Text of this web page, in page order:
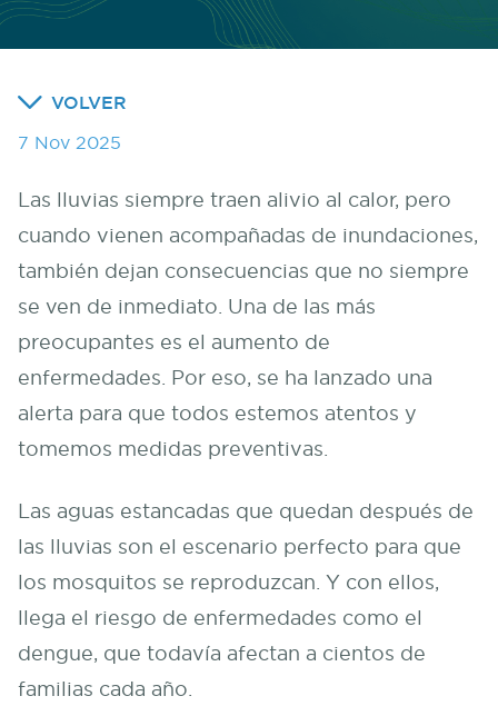
VOLVER
7 Nov 2025
Las lluvias siempre traen alivio al calor, pero
cuando vienen acompañadas de inundaciones,
también dejan consecuencias que no siempre
se ven de inmediato. Una de las más
preocupantes es el aumento de
enfermedades. Por eso, se ha lanzado una
alerta para que todos estemos atentos y
tomemos medidas preventivas.
Las aguas estancadas que quedan después de
las lluvias son el escenario perfecto para que
los mosquitos se reproduzcan. Y con ellos,
llega el riesgo de enfermedades como el
dengue, que todavía afectan a cientos de
familias cada año.